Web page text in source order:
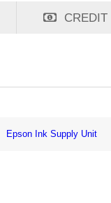
CREDIT
Epson Ink Supply Unit